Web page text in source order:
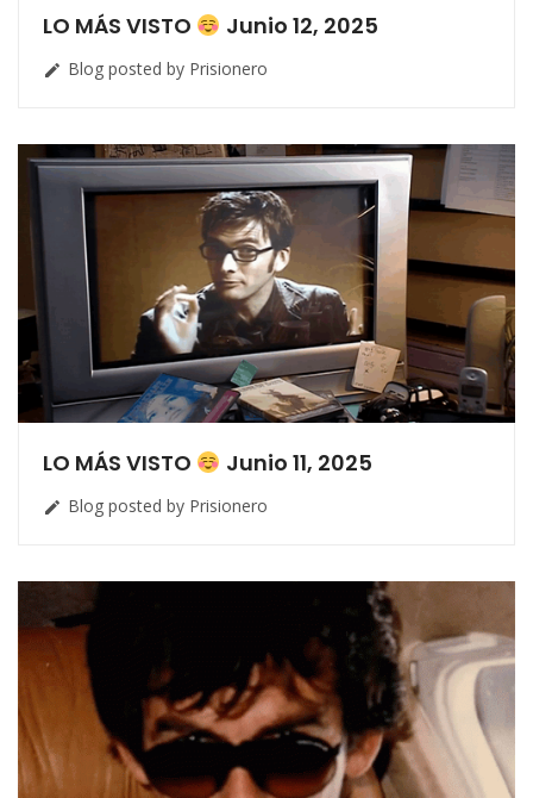
LO MÁS VISTO Junio 12, 2025
 Blog posted by Prisionero
LO MÁS VISTO Junio 11, 2025
 Blog posted by Prisionero